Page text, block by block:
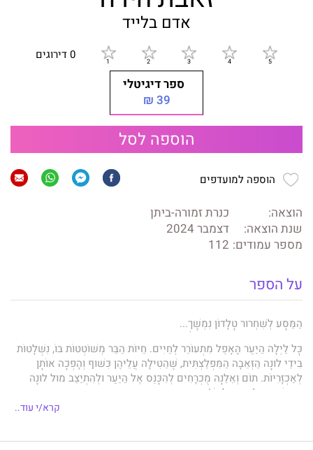
אדם בלייד
0 דירוגים
ספר דיגיטלי
39 ₪
הוספה לסל
הוספה למועדפים
הוצאה:
כנרת זמורה-ביתן
שנת הוצאה:
דצמבר 2024
מספר עמודים: 112
על הספר
הַמַּסָּע לְשִׁחְרוּר טָלָדוֹן נִמְשָׁךְ...
כָּל לַיְלָה הַיַּעַר הָאָפֵל מִתְעוֹרֵר לְחַיִּים. חַיּוֹת הַבַּר מְשׁוֹטְטוֹת בּוֹ, נִשְׁלָטוֹת
בִּידֵי לוּנָה הַזְּאֵבָה הַמִּפְלַצְתִּית, שֶׁהֵטִילָה עֲלֵיהֶן כִּשּׁוּף וְהָפְכָה אוֹתָן
לְאַכְזָרִיּוֹת. תוֹם וְאֵלֵנָה מֻכְרָחִים לְהִכָּנֵס אֶל הַיַּעַר וּלְהִתְיַצֵּב מוּל לוּנָה
הַמְּרֻשַּׁעַת, לְמַעַן טָלָדוֹן!
סִדְרַת הַשַּׁרְבִיט וְהַחֶרֶב הִיא הַצְלָחָה בֵּין־לְאֻמִּית. סִפְרֵי הַסִּדְרָה תֻּרְגְּמוּ
קרא/י עוד..